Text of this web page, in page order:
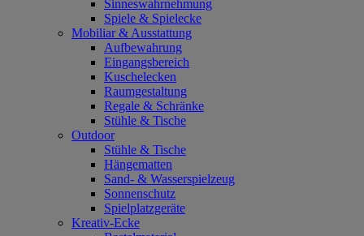
Sinneswahrnehmung
Spiele & Spielecke
Mobiliar & Ausstattung
Aufbewahrung
Eingangsbereich
Kuschelecken
Raumgestaltung
Regale & Schränke
Stühle & Tische
Outdoor
Stühle & Tische
Hängematten
Sand- & Wasserspielzeug
Sonnenschutz
Spielplatzgeräte
Kreativ-Ecke